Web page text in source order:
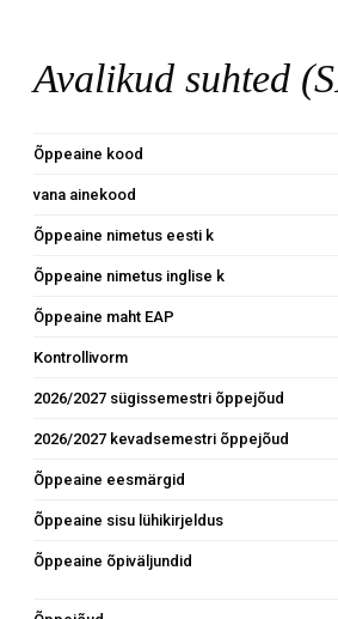
Avalikud suhted
Õppeaine kood
vana ainekood
Õppeaine nimetus eesti k
Õppeaine nimetus inglise k
Õppeaine maht EAP
Kontrollivorm
2026/2027 sügissemestri õppejõud
2026/2027 kevadsemestri õppejõud
Õppeaine eesmärgid
Õppeaine sisu lühikirjeldus
Õppeaine õpiväljundid